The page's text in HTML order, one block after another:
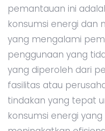
pemantauan ini
konsumsi energi dan
yang mengalami
penggunaan yang
yang diperoleh dari
fasilitas atau
tindakan yang tepat
konsumsi energi